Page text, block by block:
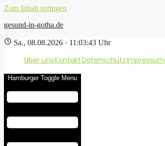
Zum Inhalt springen
gesund-in-gotha.de
Sa., 08.08.2026 · 11:03:44 Uhr
Über unsKontaktDatenschutzImpressum
Hamburger Toggle Menu